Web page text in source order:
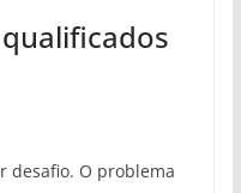
desafio. O problema